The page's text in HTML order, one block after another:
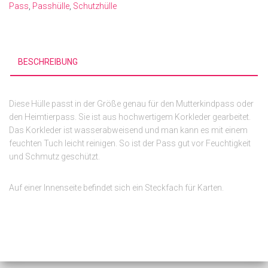
Pass Passhülle Schutzhülle
BESCHREIBUNG
Diese Hülle passt in der Größe genau für den Mutterkindpass oder
den Heimtierpass. Sie ist aus hochwertigem Korkleder gearbeitet.
Das Korkleder ist wasserabweisend und man kann es mit einem
feuchten Tuch leicht reinigen. So ist der Pass gut vor Feuchtigkeit
und Schmutz geschützt.
Auf einer Innenseite befindet sich ein Steckfach für Karten.